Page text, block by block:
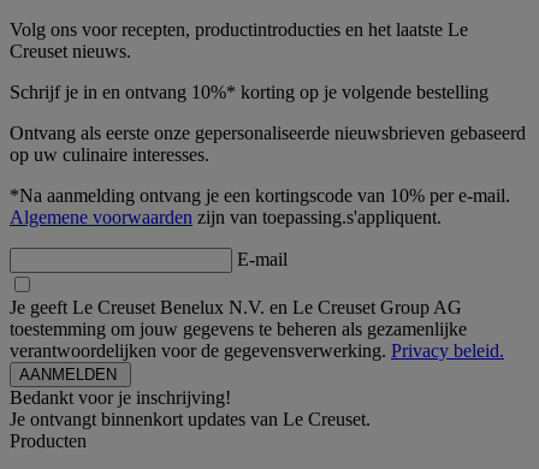
Volg ons voor recepten, productintroducties en het laatste Le
Creuset nieuws.
Schrijf je in en ontvang 10%* korting op je volgende bestelling
Ontvang als eerste onze gepersonaliseerde nieuwsbrieven gebaseerd
op uw culinaire interesses.
*Na aanmelding ontvang je een kortingscode van 10% per e-mail.
Algemene voorwaarden zijn van toepassing.s'appliquent.
E-mail
Je geeft Le Creuset Benelux N.V. en Le Creuset Group AG
toestemming om jouw gegevens te beheren als gezamenlijke
verantwoordelijken voor de gegevensverwerking. Privacy beleid.
Bedankt voor je inschrijving!
Je ontvangt binnenkort updates van Le Creuset.
Producten